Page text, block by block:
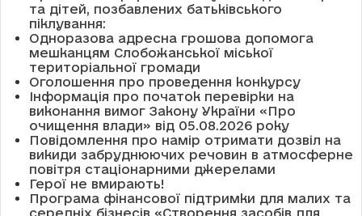
та дітей, позбавлених батьківського
піклування:
Одноразова адресна грошова допомога
мешканцям Слобожанської міської
територіальної громади
Оголошення про проведення конкурсу
Інформація про початок перевірки на
виконання вимог Закону України «Про
очищення влади» від 05.08.2026 року
Повідомлення про намір отримати дозвіл на
викиди забруднюючих речовин в атмосферне
повітря стаціонарними джерелами
Герої не вмирають!
Програма фінансової підтримки для малих та
середніх бізнесів «Створення засобів для